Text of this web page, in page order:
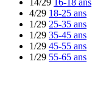
14/29 16-18 ans
4/29 18-25 ans
1/29 25-35 ans
1/29 35-45 ans
1/29 45-55 ans
1/29 55-65 ans